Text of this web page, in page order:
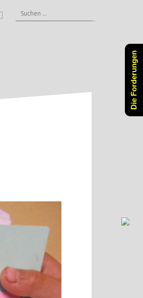
Facebook
Suchen
nach:
Die Forderungen